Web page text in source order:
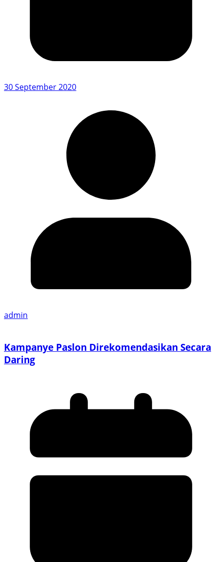
30 September 2020
admin
Kampanye Paslon Direkomendasikan Secara
Daring